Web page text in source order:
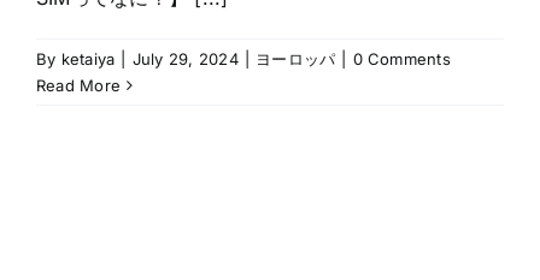
By ketaiya July 29, 2024 ヨーロッパ
0 Comments
Read More